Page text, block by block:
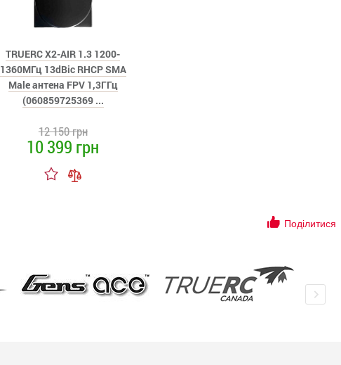
TRUERC X2-AIR 1.3 1200-
1360МГц 13dBic RHCP SMA
Male антена FPV 1,3ГГц
(060859725369 ...
12 150 грн
10 399 грн
Поділитися